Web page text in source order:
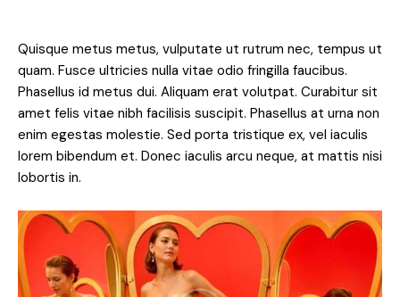
Quisque metus metus, vulputate ut rutrum nec, tempus ut
quam. Fusce ultricies nulla vitae odio fringilla faucibus.
Phasellus id metus dui. Aliquam erat volutpat. Curabitur sit
amet felis vitae nibh facilisis suscipit. Phasellus at urna non
enim egestas molestie. Sed porta tristique ex, vel iaculis
lorem bibendum et. Donec iaculis arcu neque, at mattis nisi
lobortis in.